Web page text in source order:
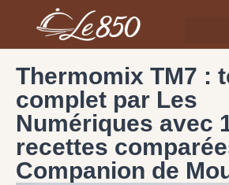
Thermomix TM7 :
complet par Les
Numériques avec
recettes
Companion de